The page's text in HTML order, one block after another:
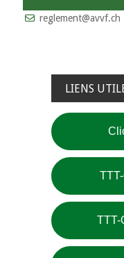
reglement@avvf.ch
LIENS
TTT-